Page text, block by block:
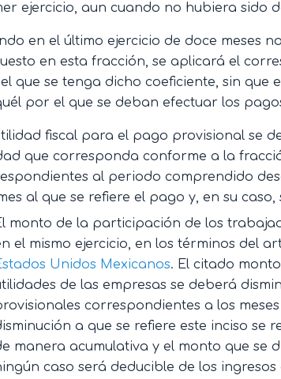
ejercicio, aun cuando no hubiera sido
en el último ejercicio de doce meses
en esta fracción, se aplicará el
que se tenga dicho coeficiente, sin que
por el que se deban efectuar los
fiscal para el pago provisional se
que corresponda conforme a la
al periodo comprendido
al que se refiere el pago y, en su
monto de la participación de los
el mismo ejercicio, en los términos del
Unidos Mexicanos. El citado
de las empresas se deberá
correspondientes a los
a que se refiere este inciso se
manera acumulativa y el monto que se
caso será deducible de los